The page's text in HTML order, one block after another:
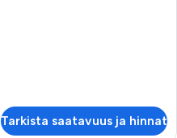
Tarkista saatavuus ja hinnat